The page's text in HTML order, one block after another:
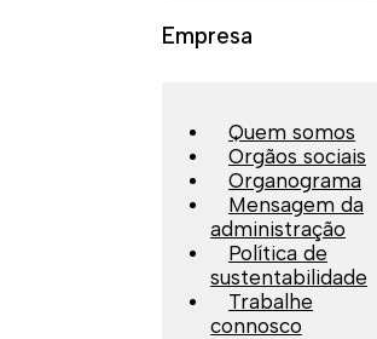
Empresa
Quem somos
Orgãos sociais
Organograma
Mensagem da
administração
Política de
sustentabilidade
Trabalhe
connosco